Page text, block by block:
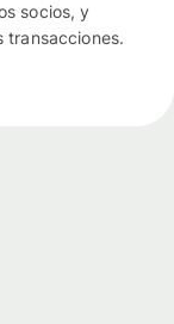
socios, y
transacciones.